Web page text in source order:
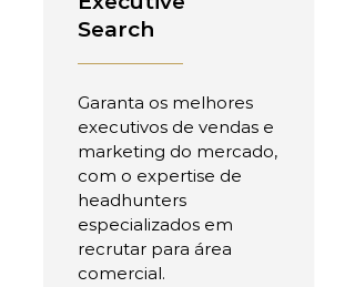
Search
Garanta os melhores
executivos de vendas e
marketing do mercado,
com o expertise de
headhunters
especializados em
recrutar para área
comercial.